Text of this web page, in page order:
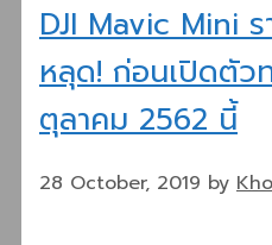
DJI Mavic Mini
หลุด! ก่อนเปิดตัว
ตุลาคม 2562 นี้
28 October, 2019 by